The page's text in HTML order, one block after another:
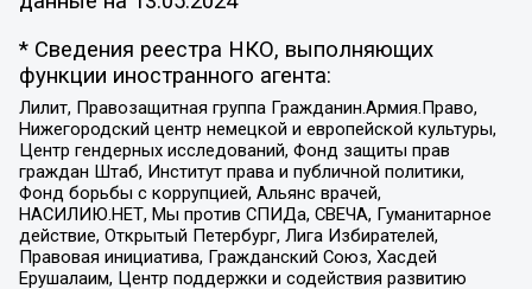
* Сведения реестра НКО, выполняющих
функции иностранного агента:
Лилит, Правозащитная группа Гражданин.Армия.Право,
Нижегородский центр немецкой и европейской культуры,
Центр гендерных исследований, Фонд защиты прав
граждан Штаб, Институт права и публичной политики,
Фонд борьбы с коррупцией, Альянс врачей,
НАСИЛИЮ.НЕТ, Мы против СПИДа, СВЕЧА, Гуманитарное
действие, Открытый Петербург, Лига Избирателей,
Правовая инициатива, Гражданский Союз, Хасдей
Ерушалаим, Центр поддержки и содействия развитию